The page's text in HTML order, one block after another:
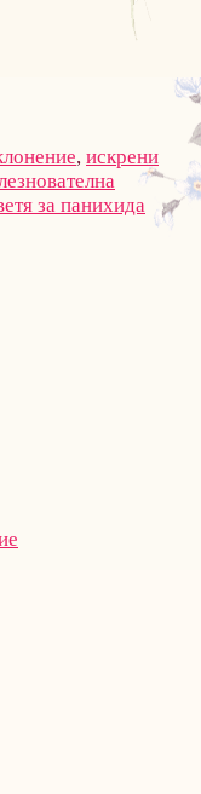
, искрени
за панихида